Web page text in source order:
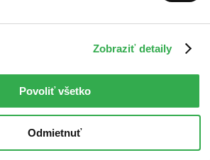
Zobraziť detaily
Povoliť všetko
Odmietnuť